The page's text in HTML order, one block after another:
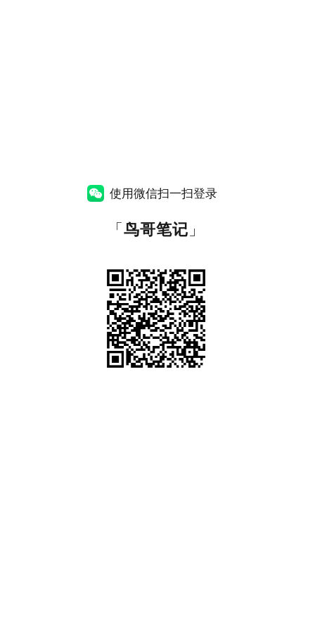
使用微信扫一扫登录
「鸟哥笔记 」